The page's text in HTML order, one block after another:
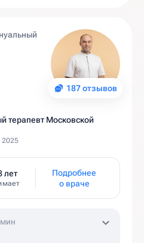
187 отзывов
терапевт Московской
лет
Подробнее
о враче